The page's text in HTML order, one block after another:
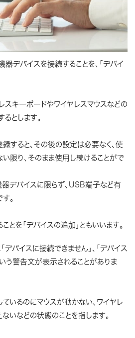
デバイスを接続することを、「デバイ
スキーボードやワイヤレスマウスなどの
とします。
すると、その後の設定は必要なく、使
限り、そのまま使用し続けることがで
デバイスに限らず、USB端子など有
。
とを「デバイスの追加」ともいいます。
デバイスに接続できません」、「デバイス
う警告文が表示されることがありま
いるのにマウスが動かない、ワイヤレ
いなどの状態のことを指します。